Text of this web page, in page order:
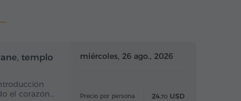
Medio día Medio día
templo
el corazón…
miércoles, 26 ago., 2026
Precio por persona 24.70 USD